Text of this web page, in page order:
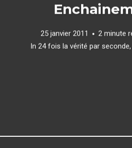
25 janvier 2011 2 minute
In 24 fois la vérité par seconde,